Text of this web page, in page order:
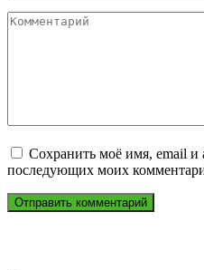
Комментарий
Сохранить моё имя, email и
последующих моих